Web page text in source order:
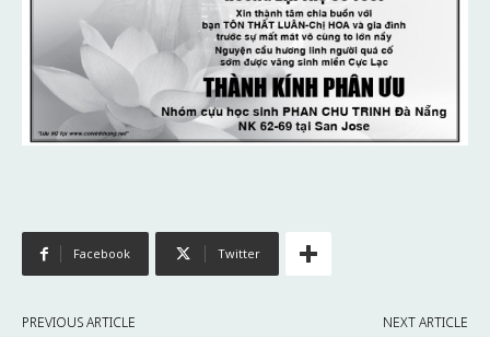
Facebook Twitter
PREVIOUS ARTICLE NEXT ARTICLE